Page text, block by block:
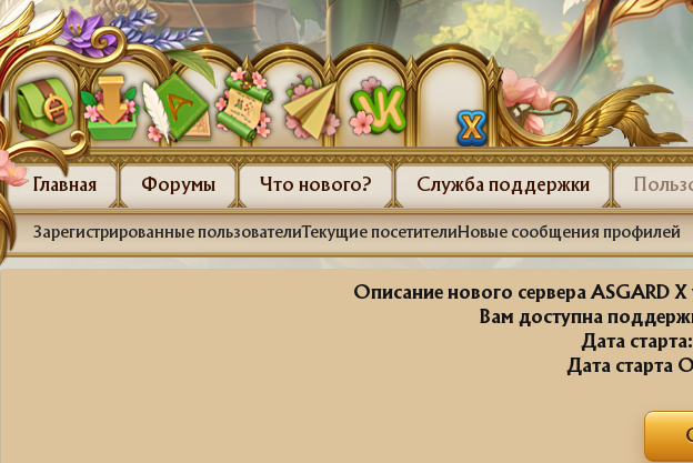
Главная Форумы Что нового? Служба поддержки
Зарегистрированные пользователиТекущие посетителиНовые сообщения профилей
Описание нового сервера ASGARD
Вам доступна
Дата старта:
Дата старта